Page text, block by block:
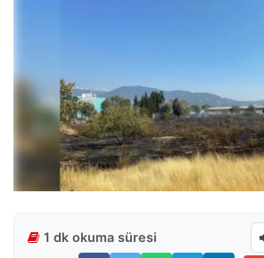
1 dk okuma süresi